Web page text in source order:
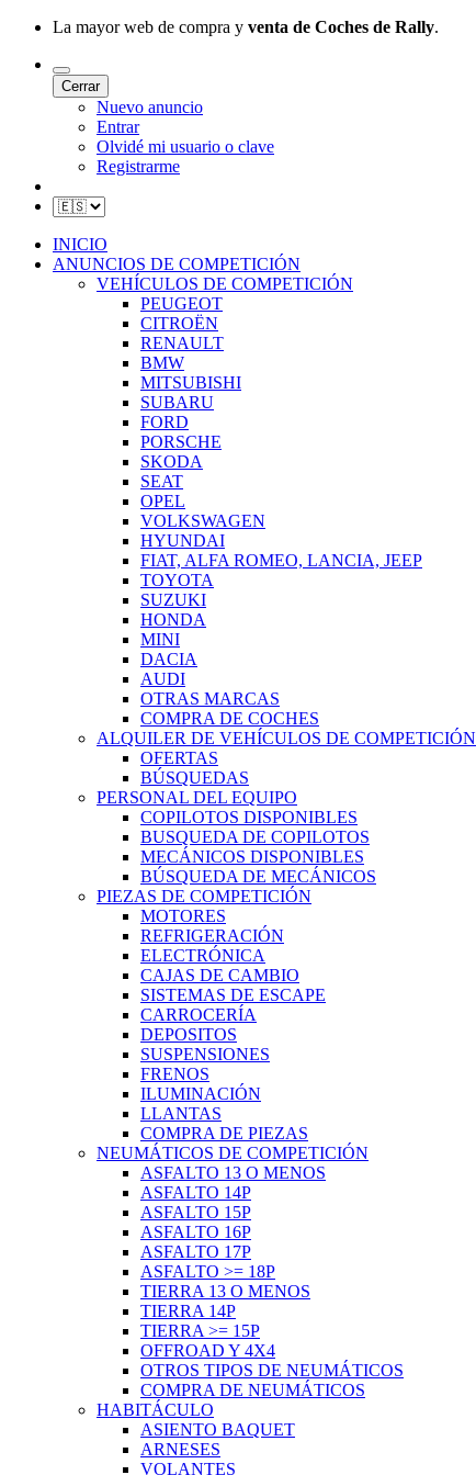
La mayor web de compra y venta de Coches de Rally.
Cerrar
Nuevo anuncio
Entrar
Olvidé mi usuario o clave
Registrarme
INICIO
ANUNCIOS DE COMPETICIÓN
VEHÍCULOS DE COMPETICIÓN
PEUGEOT
CITROËN
RENAULT
BMW
MITSUBISHI
SUBARU
FORD
PORSCHE
SKODA
SEAT
OPEL
VOLKSWAGEN
HYUNDAI
FIAT, ALFA ROMEO, LANCIA, JEEP
TOYOTA
SUZUKI
HONDA
MINI
DACIA
AUDI
OTRAS MARCAS
COMPRA DE COCHES
ALQUILER DE VEHÍCULOS DE COMPETICIÓN
OFERTAS
BÚSQUEDAS
PERSONAL DEL EQUIPO
COPILOTOS DISPONIBLES
BUSQUEDA DE COPILOTOS
MECÁNICOS DISPONIBLES
BÚSQUEDA DE MECÁNICOS
PIEZAS DE COMPETICIÓN
MOTORES
REFRIGERACIÓN
ELECTRÓNICA
CAJAS DE CAMBIO
SISTEMAS DE ESCAPE
CARROCERÍA
DEPOSITOS
SUSPENSIONES
FRENOS
ILUMINACIÓN
LLANTAS
COMPRA DE PIEZAS
NEUMÁTICOS DE COMPETICIÓN
ASFALTO 13 O MENOS
ASFALTO 14P
ASFALTO 15P
ASFALTO 16P
ASFALTO 17P
ASFALTO >= 18P
TIERRA 13 O MENOS
TIERRA 14P
TIERRA >= 15P
OFFROAD Y 4X4
OTROS TIPOS DE NEUMÁTICOS
COMPRA DE NEUMÁTICOS
HABITÁCULO
ASIENTO BAQUET
ARNESES
VOLANTES